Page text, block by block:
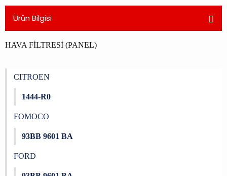
Ürün Bilgisi
HAVA FİLTRESİ (PANEL)
CITROEN
1444-R0
FOMOCO
93BB 9601 BA
FORD